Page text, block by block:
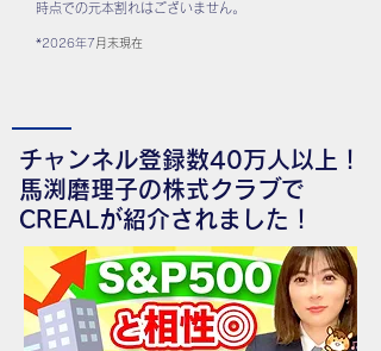
時点での元本割れはございません。
*2026年7 月末現在
チャンネル登録数40万人以上！
馬渕磨理子の株式クラブで
CREALが紹介されました！